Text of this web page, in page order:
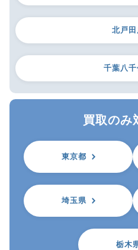
北戸田
千葉八
買取のみ
東京都
埼玉県
栃木